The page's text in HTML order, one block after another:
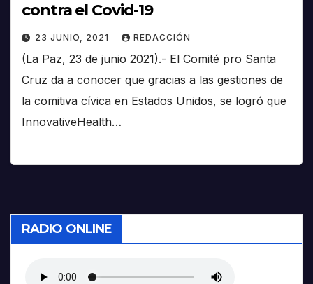
contra el Covid-19
23 JUNIO, 2021 REDACCIÓN
(La Paz, 23 de junio 2021).- El Comité pro Santa
Cruz da a conocer que gracias a las gestiones de
la comitiva cívica en Estados Unidos, se logró que
InnovativeHealth…
RADIO ONLINE